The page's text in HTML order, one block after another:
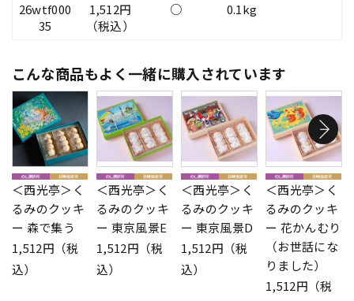
26wtf000
35
1,512円
（税込）
○ 0.1kg
こんな商品もよく一緒に購入されています
＜西光亭＞く
るみのクッキ
ー 森で集う
1,512円（税
込）
＜西光亭＞く
るみのクッキ
ー 東京風景E
1,512円（税
込）
＜西光亭＞く
るみのクッキ
ー 東京風景D
1,512円（税
込）
＜西光亭＞く
るみのクッキ
ー 花かんむり
（お世話にな
りました）
1,512円（税